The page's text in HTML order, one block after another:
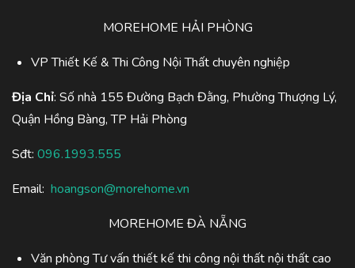
MOREHOME HẢI PHÒNG
VP Thiết Kế & Thi Công Nội Thất chuyên nghiệp
Địa Chỉ: Số nhà 155 Đường Bạch Đằng, Phường Thượng Lý,
Quận Hồng Bàng, TP Hải Phòng
Sđt: 096.1993.555
Email: hoangson@morehome.vn
MOREHOME ĐÀ NẴNG
Văn phòng Tư vấn thiết kế thi công nội thất nội thất cao